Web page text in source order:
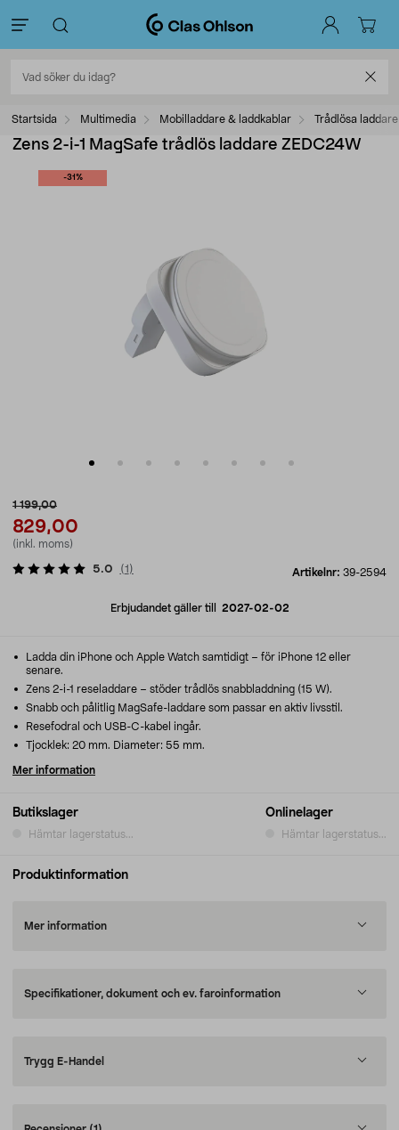
Startsida Multimedia Mobilladdare & laddkablar Trådlösa laddare
Zens 2-i-1 MagSafe trådlös laddare ZEDC24W
-31%
1 199,00
829,00
(inkl. moms)
Artikelnr: 39-2594
5.0 (1 )
Erbjudandet gäller till 2027-02-02
Butikslager
Hämtar lagerstatus...
Onlinelager
Hämtar lagerstatus...
Ladda din iPhone och Apple Watch samtidigt – för iPhone 12 eller
senare.
Zens 2-i-1 reseladdare – stöder trådlös snabbladdning (15 W).
Snabb och pålitlig MagSafe-laddare som passar en aktiv livsstil.
Resefodral och USB-C-kabel ingår.
Tjocklek: 20 mm. Diameter: 55 mm.
Mer information
Produktinformation
Mer information
Specifikationer, dokument och ev. faroinformation
Trygg E-Handel